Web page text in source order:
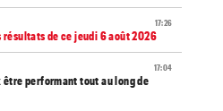
17:26
résultats de ce jeudi 6 août 2026
17:04
être performant tout au long de